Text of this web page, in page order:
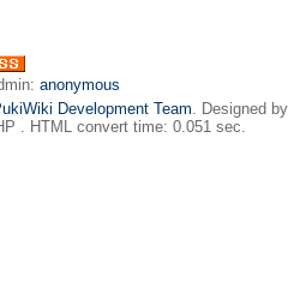
anonymous
Development Team. Designed by
. HTML convert time: 0.051 sec.